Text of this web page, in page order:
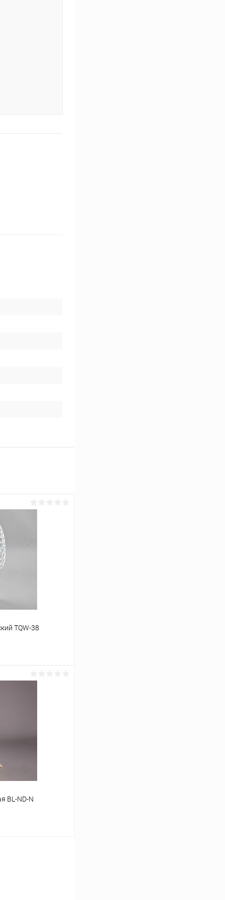
TQW-38
BL-ND-N